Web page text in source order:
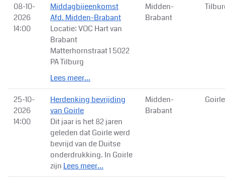
08-10-
2026
14:00
Middagbijeenkomst
Afd. Midden-Brabant
Locatie: VOC Hart van
Brabant
Matterhornstraat 1 5022
PA Tilburg
Lees meer...
Midden-
Brabant
25-10-
2026
14:00
Herdenking bevrijding
van Goirle
Dit jaar is het 82 jaren
geleden dat Goirle werd
bevrijd van de Duitse
onderdrukking. In Goirle
zijn Lees meer...
Midden-
Brabant
Goirle